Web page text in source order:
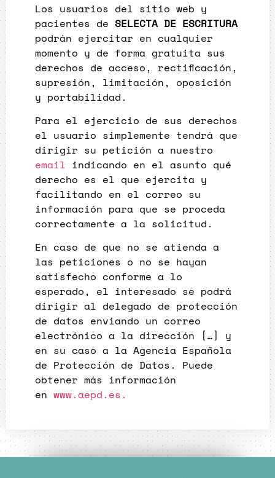
Los usuarios del sitio web y
pacientes deSELECTA DE ESCRITURA
podrán ejercitar en cualquier
momento y de forma gratuita sus
derechos de acceso, rectificación,
supresión, limitación, oposición
y portabilidad.
Para el ejercicio de sus derechos
el usuario simplemente tendrá que
dirigir su petición a nuestro
email indicando en el asunto qué
derecho es el que ejercita y
facilitando en el correo su
información para que se proceda
correctamente a la solicitud.
En caso de que no se atienda a
las peticiones o no se hayan
satisfecho conforme a lo
esperado, el interesado se podrá
dirigir al delegado de protección
de datos enviando un correo
electrónico a la dirección […] y
en su caso a la Agencia Española
de Protección de Datos. Puede
obtener más información
enwww.aepd.es.